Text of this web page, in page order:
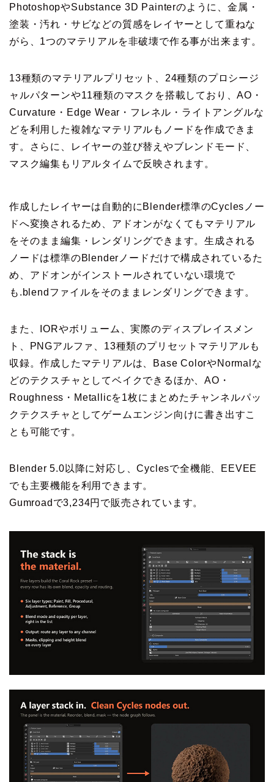
PhotoshopやSubstance 3D Painterのように、金属・
塗装・汚れ・サビなどの質感をレイヤーとして重ねな
がら、1つのマテリアルを非破壊で作る事が出来ます。
13種類のマテリアルプリセット、24種類のプロシージ
ャルパターンや11種類のマスクを搭載しており、AO・
Curvature・Edge Wear・フレネル・ライトアングルな
どを利用した複雑なマテリアルもノードを作成できま
す。さらに、レイヤーの並び替えやブレンドモード、
マスク編集もリアルタイムで反映されます。
作成したレイヤーは自動的にBlender標準のCyclesノー
ドへ変換されるため、アドオンがなくてもマテリアル
をそのまま編集・レンダリングできます。生成される
ノードは標準のBlenderノードだけで構成されているた
め、アドオンがインストールされていない環境で
も.blendファイルをそのままレンダリングできます。
また、IORやボリューム、実際のディスプレイスメン
ト、PNGアルファ、13種類のプリセットマテリアルも
収録。作成したマテリアルは、Base ColorやNormalな
どのテクスチャとしてベイクできるほか、AO・
Roughness・Metallicを1枚にまとめたチャンネルパッ
クテクスチャとしてゲームエンジン向けに書き出すこ
とも可能です。
Blender 5.0以降に対応し、Cyclesで全機能、EEVEE
でも主要機能を利用できます。
Gumroadで3,234円で販売されています。